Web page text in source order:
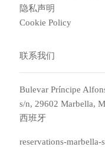
隐私声明
Cookie Policy
联系我们
Bulevar Príncipe
s/n, 29602 Marbella,
西班牙
reservations-marbella-